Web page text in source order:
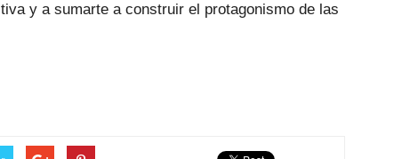
y a sumarte a construir el protagonismo de las